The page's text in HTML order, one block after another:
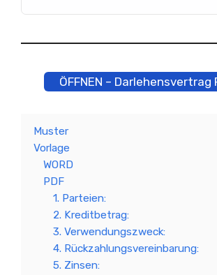
ÖFFNEN – Darlehensvertrag
Muster
Vorlage
WORD
PDF
1. Parteien:
2. Kreditbetrag:
3. Verwendungszweck:
4. Rückzahlungsvereinbarung:
5. Zinsen: